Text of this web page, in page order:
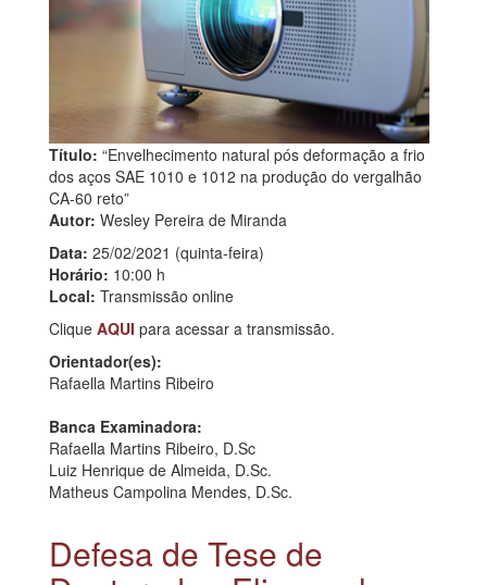
Título: “Envelhecimento natural pós deformação a frio
dos aços SAE 1010 e 1012 na produção do vergalhão
CA-60 reto”
Autor: Wesley Pereira de Miranda
Data: 25/02/2021 (quinta-feira)
Horário: 10:00 h
Local: Transmissão online
Clique AQUI para acessar a transmissão.
Orientador(es):
Rafaella Martins Ribeiro
Banca Examinadora:
Rafaella Martins Ribeiro, D.Sc
Luiz Henrique de Almeida, D.Sc.
Matheus Campolina Mendes, D.Sc.
Defesa de Tese de